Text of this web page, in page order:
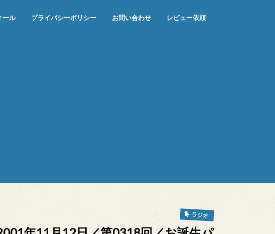
ール プライバシーポリシー お問い合わせ レビュー依頼
ラジオ